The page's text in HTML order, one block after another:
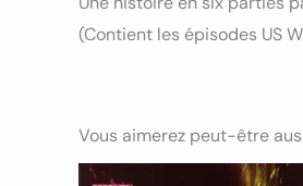
(Contient les épisodes US
Vous aimerez peut-être